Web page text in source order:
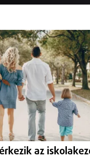
felé a 168-
szakaszt
aszfaltoznak.
infó
oldalra terelik át
az